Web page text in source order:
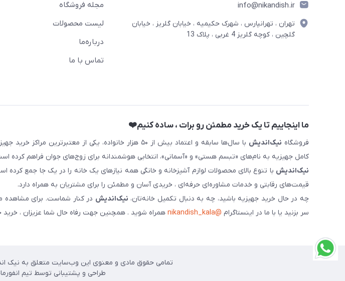
info@nikandish.ir
تهران ، تهرانپارس ، شهرک حکیمیه ، خیابان گلریز ، خیابان
گلچین ، کوچه گلریز 4 غربی ، پلاک 13
مجله فروشگاه
لیست محصولات
درباره‌ما
تماس با ما
ما اینجاییم تا یک خرید مطمئن رو برات ، ساده کنیم❤️
فروشگاه نیک‌اندیش
با سال‌ها سابقه و اعتماد بیش از ۵۰ هزار خانواده، یکی از
کامل جهیزیه به نام‌های «تبسم هستی» و «آسمانی»، انتخابی هوشمندانه برای زوج‌های جوان فراهم کرده
نیک‌اندیش با تنوع بالای محصولات لوازم آشپزخانه و خانگی همه نیازهای یک خانه را در یک جا جمع کرده
قیمت‌های رقابتی و خدمات مشاوره‌ای حرفه‌ای ، خریدی آسان و مطمئن را برای مشتریان به همراه دارد.
چه در حال خرید جهیزیه باشید، چه به دنبال تکمیل خانه‌تان، نیک‌اندیش در کنار شماست. برای مشاهده
سر بزنید یا با ما در اینستاگرام @nikandish_kala همراه شوید . همچنین جهت رفاه حال شما عزیزان ، خرید
تمامی حقوق مادی و معنوی این وب‌سایت متعلق به نیک
طراحی و پشتیبانی توسط تیم